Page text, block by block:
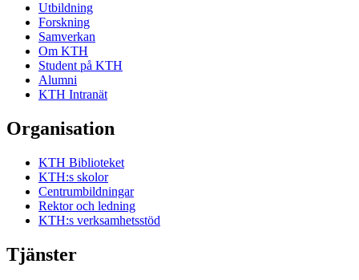
Utbildning
Forskning
Samverkan
Om KTH
Student på KTH
Alumni
KTH Intranät
Organisation
KTH Biblioteket
KTH:s skolor
Centrumbildningar
Rektor och ledning
KTH:s verksamhetsstöd
Tjänster